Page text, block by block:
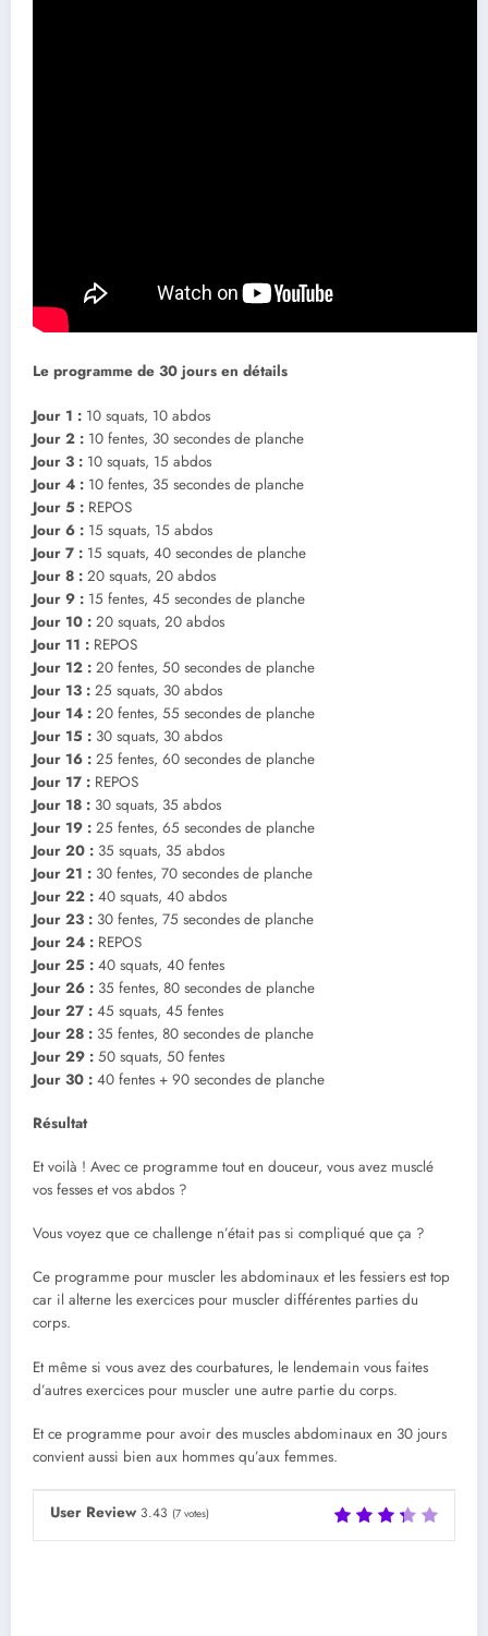
Le programme de 30 jours en détails
Jour 1 : 10 squats, 10 abdos
Jour 2 : 10 fentes, 30 secondes de planche
Jour 3 : 10 squats, 15 abdos
Jour 4 : 10 fentes, 35 secondes de planche
Jour 5 : REPOS
Jour 6 : 15 squats, 15 abdos
Jour 7 : 15 squats, 40 secondes de planche
Jour 8 : 20 squats, 20 abdos
Jour 9 : 15 fentes, 45 secondes de planche
Jour 10 : 20 squats, 20 abdos
Jour 11 : REPOS
Jour 12 : 20 fentes, 50 secondes de planche
Jour 13 : 25 squats, 30 abdos
Jour 14 : 20 fentes, 55 secondes de planche
Jour 15 : 30 squats, 30 abdos
Jour 16 : 25 fentes, 60 secondes de planche
Jour 17 : REPOS
Jour 18 : 30 squats, 35 abdos
Jour 19 : 25 fentes, 65 secondes de planche
Jour 20 : 35 squats, 35 abdos
Jour 21 : 30 fentes, 70 secondes de planche
Jour 22 : 40 squats, 40 abdos
Jour 23 : 30 fentes, 75 secondes de planche
Jour 24 : REPOS
Jour 25 : 40 squats, 40 fentes
Jour 26 : 35 fentes, 80 secondes de planche
Jour 27 : 45 squats, 45 fentes
Jour 28 : 35 fentes, 80 secondes de planche
Jour 29 : 50 squats, 50 fentes
Jour 30 : 40 fentes + 90 secondes de planche
Résultat
Et voilà ! Avec ce programme tout en douceur, vous avez musclé
vos fesses et vos abdos ?
Vous voyez que ce challenge n’était pas si compliqué que ça ?
Ce programme pour muscler les abdominaux et les fessiers est top
car il alterne les exercices pour muscler différentes parties du
corps.
Et même si vous avez des courbatures, le lendemain vous faites
d’autres exercices pour muscler une autre partie du corps.
Et ce programme pour avoir des muscles abdominaux en 30 jours
convient aussi bien aux hommes qu’aux femmes.
User Review 3.43 (7 votes)